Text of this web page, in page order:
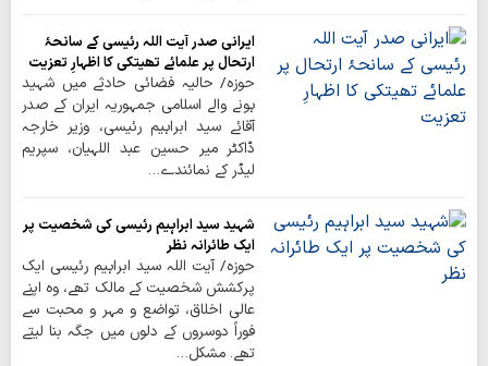
ایرانی صدر آیت اللہ رئیسی کے سانحۂ
ارتحال پر علمائے تھیتکی کا اظہارِ تعزیت
حوزہ/ حالیہ فضائی حادثے میں شہید
ہونے والے اسلامی جمہوریہ ایران کے صدر
آقائے سید ابراہیم رئیسی، وزیر خارجہ
ڈاکٹر میر حسین عبد اللہیان، سپریم
لیڈر کے نمائندے…
شہید سید ابراہیم رئیسی کی شخصیت پر
ایک طائرانہ نظر
حوزہ/ آیت اللہ سید ابراہیم رئیسی ایک
پرکشش شخصیت کے مالک تھے، وہ اپنے
عالی اخلاق، تواضع و مہر و محبت سے
فوراً دوسروں کے دلوں میں جگہ بنا لیتے
تھے۔ مشکل…